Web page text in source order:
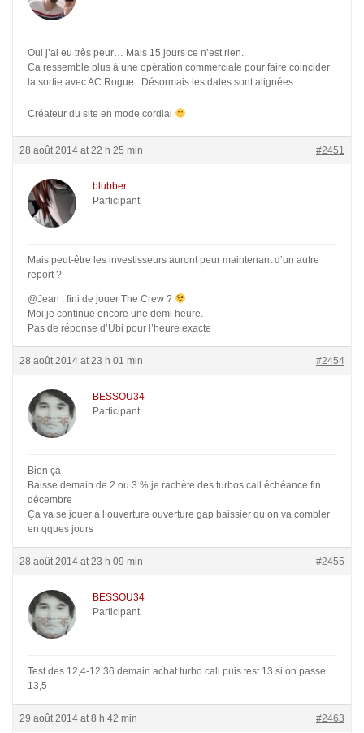
Oui j’ai eu très peur… Mais 15 jours ce n’est rien.
Ca ressemble plus à une opération commerciale pour faire coincider
la sortie avec AC Rogue . Désormais les dates sont alignées.
Créateur du site en mode cordial
28 août 2014 at 22 h 25 min #2451
blubber
Participant
Mais peut-être les investisseurs auront peur maintenant d’un autre
report ?
@Jean : fini de jouer The Crew ?
Moi je continue encore une demi heure.
Pas de réponse d’Ubi pour l’heure exacte
28 août 2014 at 23 h 01 min #2454
BESSOU34
Participant
Bien ça
Baisse demain de 2 ou 3 % je rachète des turbos call échéance fin
décembre
Ça va se jouer à l ouverture ouverture gap baissier qu on va combler
en qques jours
28 août 2014 at 23 h 09 min #2455
BESSOU34
Participant
Test des 12,4-12,36 demain achat turbo call puis test 13 si on passe
13,5
29 août 2014 at 8 h 42 min #2463